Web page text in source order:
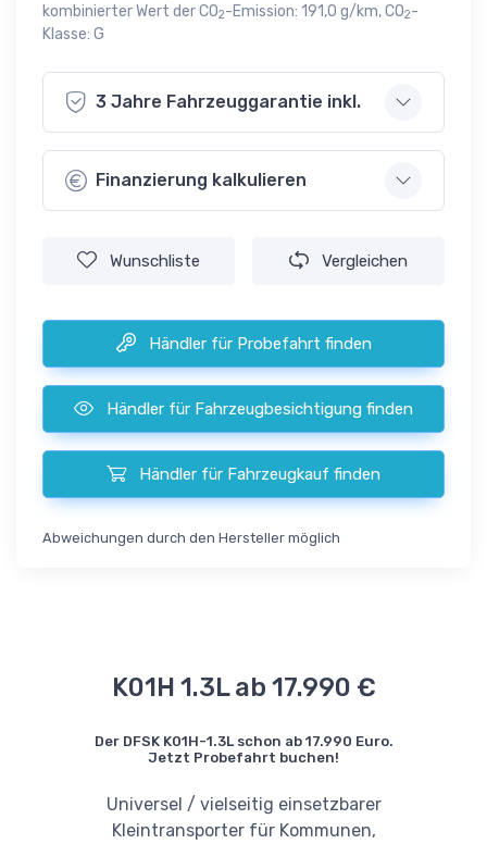
kombinierter Wert der CO2-Emission: 191,0 g/km, CO2-
Klasse: G
3 Jahre Fahrzeuggarantie inkl.
Finanzierung kalkulieren
Wunschliste Vergleichen
Händler für Probefahrt finden
Händler für Fahrzeugbesichtigung finden
Händler für Fahrzeugkauf finden
Abweichungen durch den Hersteller möglich
K01H 1.3L ab 17.990 €
Der DFSK K01H-1.3L schon ab 17.990 Euro.
Jetzt Probefahrt buchen!
Universel / vielseitig einsetzbarer
Kleintransporter für Kommunen,